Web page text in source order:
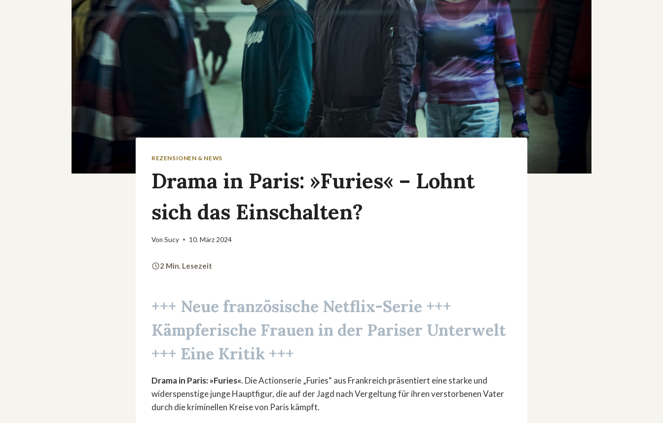
REZENSIONEN & NEWS
Drama in Paris: »Furies« – Lohnt
sich das Einschalten?
Von Sucy 10. März 2024
2 Min. Lesezeit
+++ Neue französische Netflix-Serie +++
Kämpferische Frauen in der Pariser Unterwelt
+++ Eine Kritik +++
Drama in Paris: »Furies«. Die Actionserie „Furies“ aus Frankreich präsentiert eine starke und
widerspenstige junge Hauptfigur, die auf der Jagd nach Vergeltung für ihren verstorbenen Vater
durch die kriminellen Kreise von Paris kämpft.